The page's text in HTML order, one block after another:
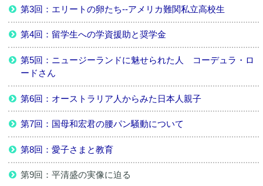
第3回：エリートの卵たち--アメリカ難関私立高校生
第4回：留学生への学資援助と奨学金
第5回：ニュージーランドに魅せられた人 コーデュラ・ロ
ードさん
第6回：オーストラリア人からみた日本人親子
第7回：国母和宏君の腰パン騒動について
第8回：愛子さまと教育
第9回：平清盛の実像に迫る